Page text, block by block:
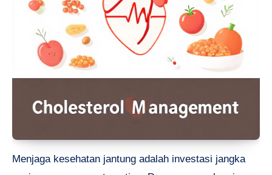
Menjaga kesehatan jantung adalah investasi jangka